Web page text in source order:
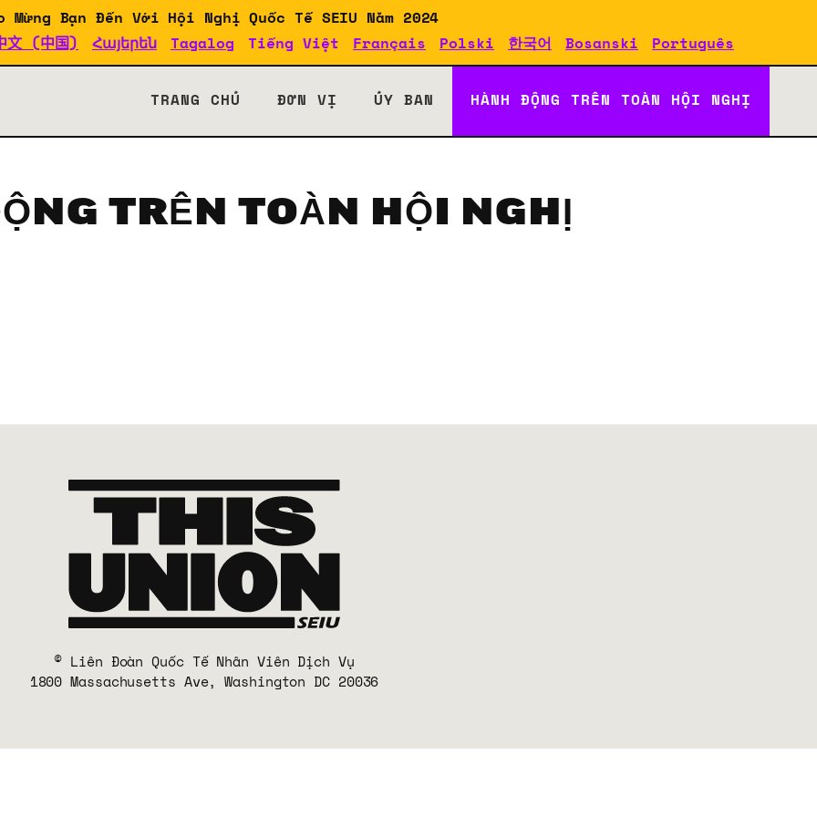
Mừng Bạn Đến Với Hội Nghị Quốc Tế SEIU Năm 2024
文 (中国) Հայերեն Tagalog Tiếng Việt Français Polski 한국어 Bosanski Português
TRANG CHỦ ĐƠN VỊ ỦY BAN HÀNH ĐỘNG TRÊN TOÀN HỘI NGHỊ
TRÊN TOÀN HỘI NGHỊ
© Liên Đoàn Quốc Tế Nhân Viên Dịch Vụ
1800 Massachusetts Ave, Washington DC 20036